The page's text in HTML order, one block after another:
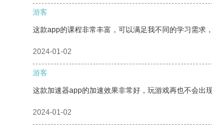
游客
这款app的课程非常丰富，可以满足我不同的学习需求
2024-01-02
游客
这款加速器app的加速效果非常好，玩游戏再也不会出
2024-01-02